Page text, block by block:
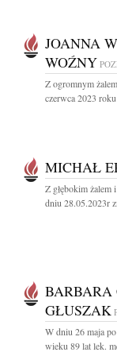
JOANNA
WOŹNY
Z ogromnym
czerwca 2023 roku
MICHAŁ
Z głębokim żalem
dniu 28.05.2023r
GŁUSZAK
W dniu 26 maja
wieku 89 lat lek.